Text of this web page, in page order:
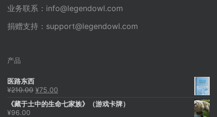
业务联系： info@legendowl.com
捐赠支持： support@legendowl.com
产品
医路东西
¥210.00 原
为：
¥75.00
价
《藏于土中的生命七家族》（游戏卡牌）
¥96.00